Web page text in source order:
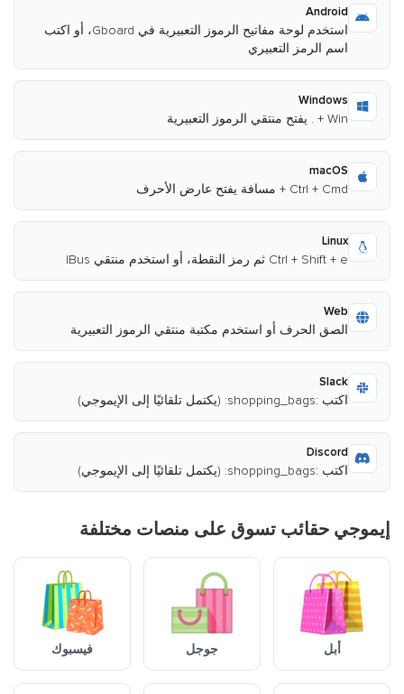
Android
استخدم لوحة مفاتيح الرموز التعبيرية في Gboard، أو اكتب
اسم الرمز التعبيري
Windows
Win + . يفتح منتقي الرموز التعبيرية
macOS
Ctrl + Cmd + مسافة يفتح عارض الأحرف
Linux
Ctrl + Shift + e ثم رمز النقطة، أو استخدم منتقي IBus
Web
الصق الحرف أو استخدم مكتبة منتقي الرموز التعبيرية
Slack
اكتب :shopping_bags: (يكتمل تلقائيًا إلى الإيموجي)
Discord
اكتب :shopping_bags: (يكتمل تلقائيًا إلى الإيموجي)
إيموجي حقائب تسوق على منصات مختلفة
أبل جوجل فيسبوك